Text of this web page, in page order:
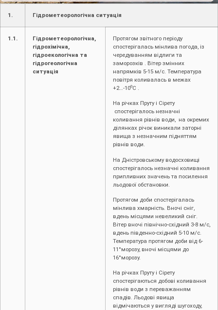
1. Гідрометеорологічна ситуація
1.1.
Гідрометеорологічна,
гідрохімічна,
гідроекологічна та
гідрогеологічна
ситуація
Протягом звітного періоду
спостерігалась мінлива погода, із
чередуванням відлиги та
заморозків . Вітер змінних
напрямків 5-15 м/с. Температура
повітря коливалась в межах
+2…-10оС .
На річках Пруту і Сірету
спостерігалось незначні
коливання рівнів води, на окремих
ділянках річок виникали заторні
явища з незначним підняттям
рівнів води.
На Дністровському водосховищі
спостерігалось незначні коливання
припливних значень та посилення
льодової обстановки.
Протягом доби спостерігалась
мінлива хмарність. Вночі сніг,
вдень місцями невеликий сніг.
Вітер вночі північно-східний 3-8 м/с,
вдень південно-східний 5-10 м/с.
Температура протягом доби від 6-
11°морозу, вночі місцями до
16°морозу.
На річках Пруту і Сірету
спостерігаються добові коливання
рівнів води з переважанням
спадів. Льодові явища
відмічаються у вигляді шугоходу,